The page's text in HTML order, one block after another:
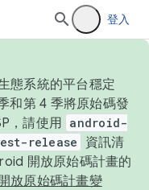
登入
態系統的平台穩定
和第 4 季將原始碼發
，請使用 android-
release
資訊清
開放原始碼計畫的
放原始碼計畫變